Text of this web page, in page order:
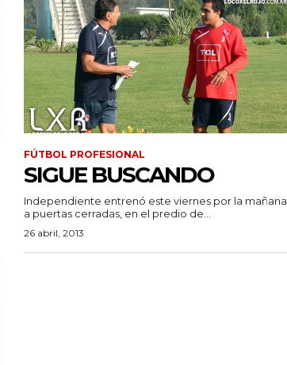
FÚTBOL PROFESIONAL
SIGUE BUSCANDO
Independiente entrenó este viernes por la mañana,
a puertas cerradas, en el predio de...
26 abril, 2013